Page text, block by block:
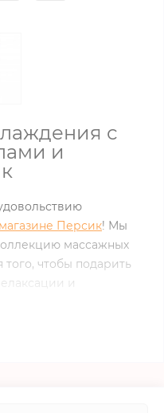
с
и
Персик! Мы
массажных
чтобы подарить
и